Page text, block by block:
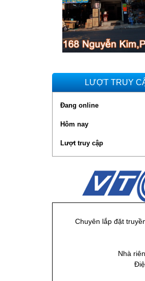
LƯỢT TRUY
Đang online
Hôm nay
Lượt truy cập
Chuyên lắp đặt
Nhà